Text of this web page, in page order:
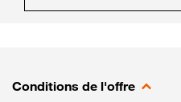
Conditions de l'offre